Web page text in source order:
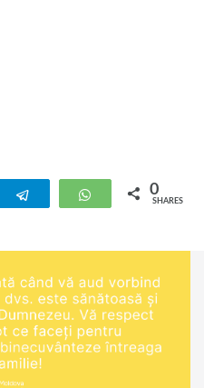
Telegram WhatsApp
0
SHARES